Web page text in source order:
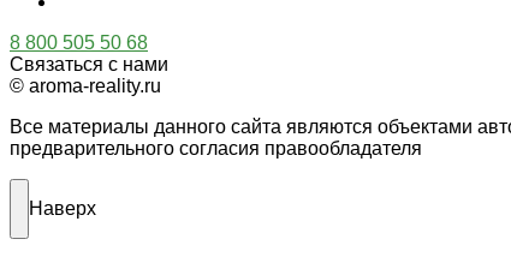
8 800 505 50 68
Связаться с нами
© aroma-reality.ru
Все материалы данного сайта являются объектами
предварительного согласия правообладателя
Наверх